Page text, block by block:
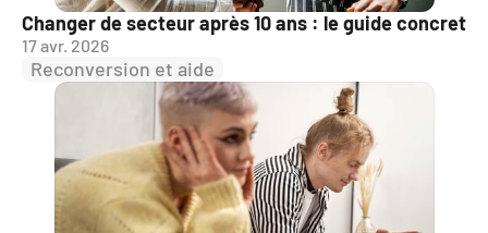
Changer de secteur après 10 ans : le guide concret
17 avr. 2026
Reconversion et aide